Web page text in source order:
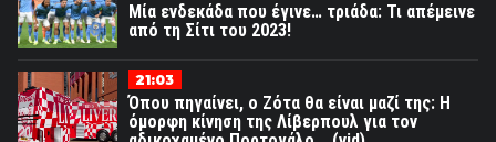
Μία ενδεκάδα που έγινε… τριάδα: Τι απέμεινε
από τη Σίτι του 2023!
21:03
Όπου πηγαίνει, ο Ζότα θα είναι μαζί της: Η
όμορφη κίνηση της Λίβερπουλ για τον